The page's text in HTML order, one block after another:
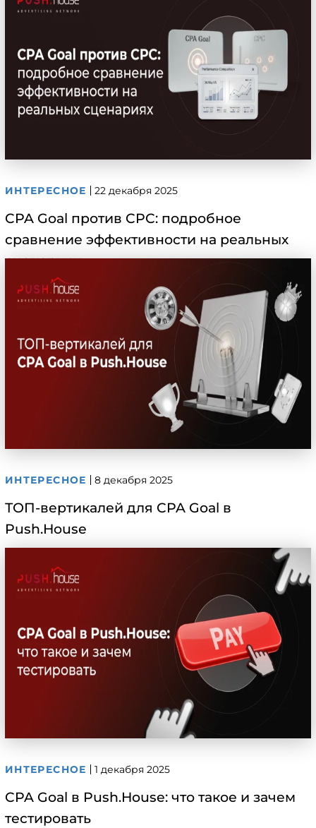
ИНТЕРЕСНОЕ 22 декабря 2025
CPA Goal против CPC: подробное
сравнение эффективности на реальных
сценариях
ИНТЕРЕСНОЕ 8 декабря 2025
ТОП-вертикалей для CPA Goal в
Push.House
ИНТЕРЕСНОЕ 1 декабря 2025
CPA Goal в Push.House: что такое и зачем
тестировать